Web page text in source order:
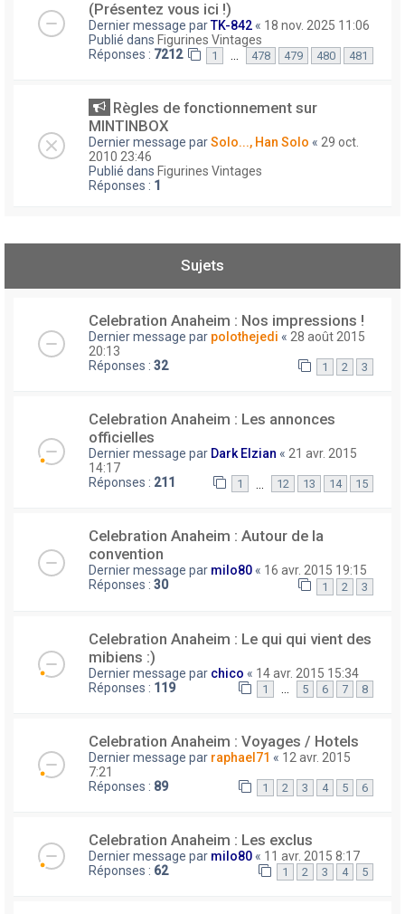
(Présentez vous ici !)
Dernier message parTK-842 « 18 nov. 2025 11:06
Publié dans Figurines Vintages
Réponses : 7212 1 … 478 479 480 481
Règles de fonctionnement sur
MINTINBOX
Dernier message parSolo..., Han Solo « 29 oct.
2010 23:46
Publié dans Figurines Vintages
Réponses : 1
Sujets
Celebration Anaheim : Nos impressions !
Dernier message par polothejedi « 28 août 2015
20:13
Réponses : 32 1 2 3
Celebration Anaheim : Les annonces
officielles
Dernier message par Dark Elzian « 21 avr. 2015
14:17
Réponses : 211 1 12 13 14 15
Celebration Anaheim : Autour de la
convention
Dernier message par milo80 « 16 avr. 2015 19:15
Réponses : 30 1 2 3
Celebration Anaheim : Le qui qui vient des
mibiens :)
Dernier message par chico « 14 avr. 2015 15:34
Réponses : 119 1 5 6 7 8
Celebration Anaheim : Voyages / Hotels
Dernier message par raphael71 « 12 avr. 2015
7:21
Réponses : 89 1 2 3 4 5 6
Celebration Anaheim : Les exclus
Dernier message par milo80 « 11 avr. 2015 8:17
Réponses : 62 1 2 3 4 5